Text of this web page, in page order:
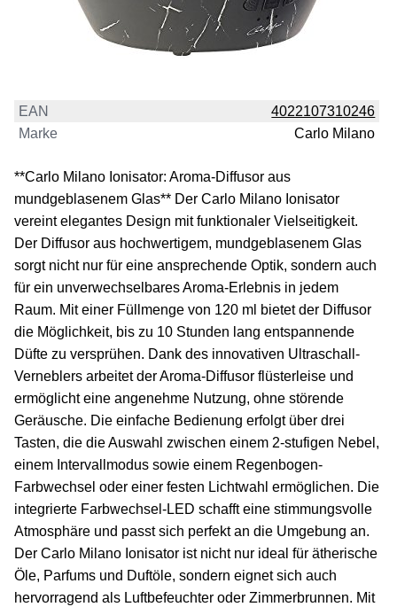
EAN
4022107310246
Marke
Carlo Milano
**Carlo Milano Ionisator: Aroma-Diffusor aus
mundgeblasenem Glas** Der Carlo Milano Ionisator
vereint elegantes Design mit funktionaler Vielseitigkeit.
Der Diffusor aus hochwertigem, mundgeblasenem Glas
sorgt nicht nur für eine ansprechende Optik, sondern auch
für ein unverwechselbares Aroma-Erlebnis in jedem
Raum. Mit einer Füllmenge von 120 ml bietet der Diffusor
die Möglichkeit, bis zu 10 Stunden lang entspannende
Düfte zu versprühen. Dank des innovativen Ultraschall-
Verneblers arbeitet der Aroma-Diffusor flüsterleise und
ermöglicht eine angenehme Nutzung, ohne störende
Geräusche. Die einfache Bedienung erfolgt über drei
Tasten, die die Auswahl zwischen einem 2-stufigen Nebel,
einem Intervallmodus sowie einem Regenbogen-
Farbwechsel oder einer festen Lichtwahl ermöglichen. Die
integrierte Farbwechsel-LED schafft eine stimmungsvolle
Atmosphäre und passt sich perfekt an die Umgebung an.
Der Carlo Milano Ionisator ist nicht nur ideal für ätherische
Öle, Parfums und Duftöle, sondern eignet sich auch
hervorragend als Luftbefeuchter oder Zimmerbrunnen. Mit